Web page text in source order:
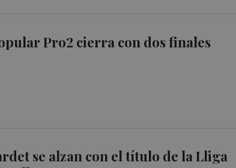
Pro2 cierra con dos finales
se alzan con el título de la Lliga